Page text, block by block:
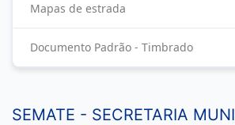
Mapas de estrada
Documento Padrão - Timbrado
SEMATE - SECRETARIA